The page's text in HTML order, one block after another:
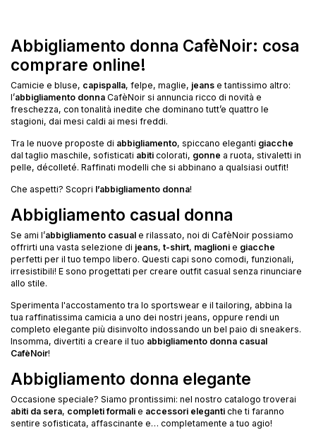
Abbigliamento donna CafèNoir: cosa
comprare online!
Camicie e bluse, capispalla, felpe, maglie, jeans e tantissimo altro:
l’abbigliamento donna CafèNoir si annuncia ricco di novità e
freschezza, con tonalità inedite che dominano tutt’e quattro le
stagioni, dai mesi caldi ai mesi freddi.
Tra le nuove proposte di abbigliamento, spiccano eleganti giacche
dal taglio maschile, sofisticati abiti colorati, gonne a ruota, stivaletti in
pelle, décolleté. Raffinati modelli che si abbinano a qualsiasi outfit!
Che aspetti? Scopri l’abbigliamento donna!
Abbigliamento casual donna
Se ami l’abbigliamento casual e rilassato, noi di CafèNoir possiamo
offrirti una vasta selezione di jeans, t-shirt, maglioni e giacche
perfetti per il tuo tempo libero. Questi capi sono comodi, funzionali,
irresistibili! E sono progettati per creare outfit casual senza rinunciare
allo stile.
Sperimenta l'accostamento tra lo sportswear e il tailoring, abbina la
tua raffinatissima camicia a uno dei nostri jeans, oppure rendi un
completo elegante più disinvolto indossando un bel paio di sneakers.
Insomma, divertiti a creare il tuo abbigliamento donna casual
CafèNoir!
Abbigliamento donna elegante
Occasione speciale? Siamo prontissimi: nel nostro catalogo troverai
abiti da sera, completi formali e accessori eleganti che ti faranno
sentire sofisticata, affascinante e… completamente a tuo agio!